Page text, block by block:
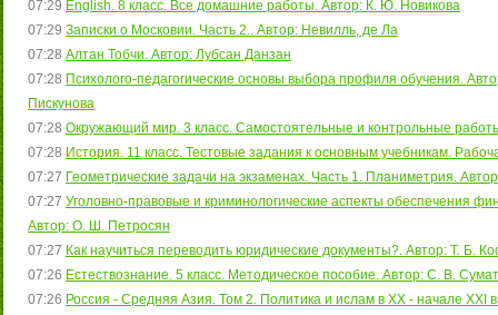
07:29 English. 8 класс. Все домашние работы. Автор: К. Ю. Новикова
07:29 Записки о Московии. Часть 2.. Автор: Невилль, де Ла
07:28 Алтан Тобчи. Автор: Лубсан Данзан
07:28 Психолого-педагогические основы выбора профиля обучения.
Пискунова
07:28 Окружающий мир. 3 класс. Самостоятельные и контрольные
07:28 История. 11 класс. Тестовые задания к основным учебникам.
07:27 Геометрические задачи на экзаменах. Часть 1. Планиметрия.
07:27 Уголовно-правовые и криминологические аспекты обеспечения
Автор: О. Ш. Петросян
07:27 Как научиться переводить юридические документы?. Автор: Т. Б.
07:26 Естествознание. 5 класс. Методическое пособие. Автор: С. В.
07:26 Россия - Средняя Азия. Том 2. Политика и ислам в XX - начале XXI